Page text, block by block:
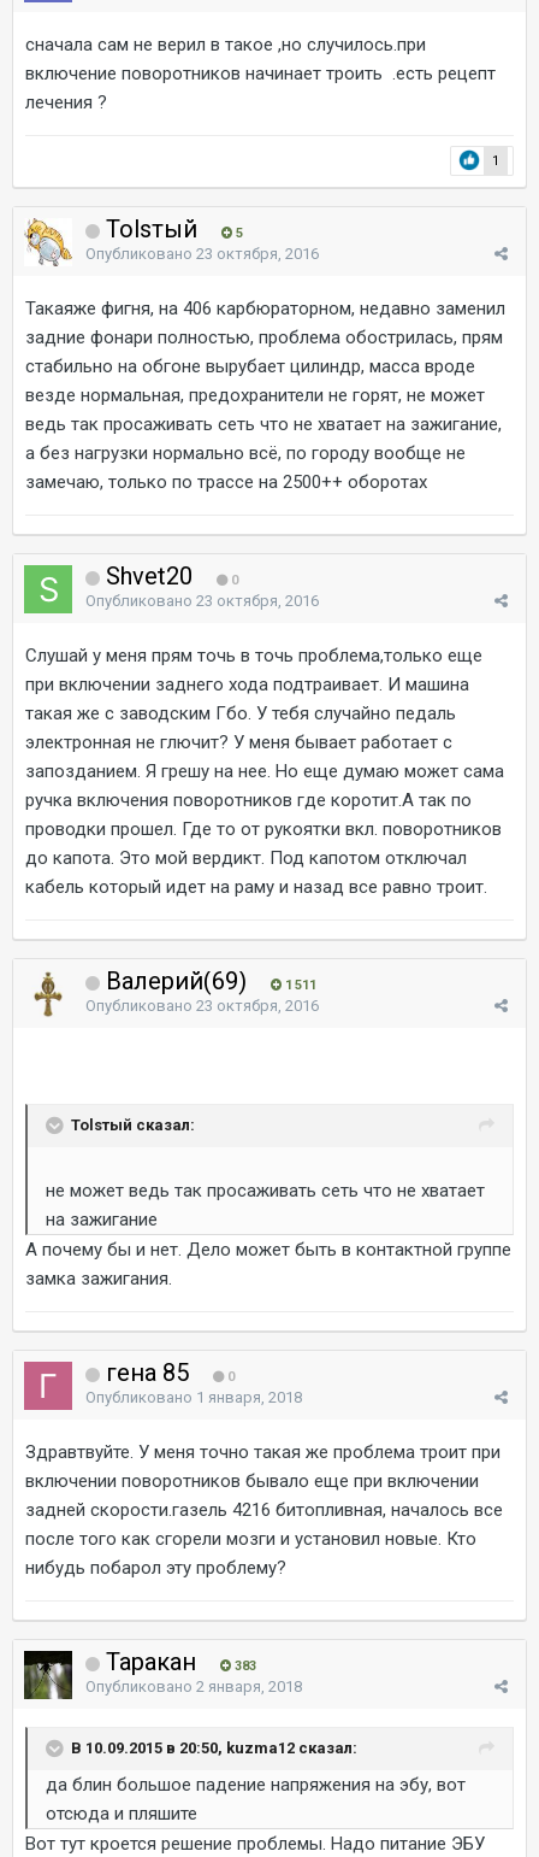
сначала сам не верил в такое ,но случилось.при
включение поворотников начинает троить .есть рецепт
лечения ?
1
Tolsтый 5
Опубликовано 23 октября, 2016
Такаяже фигня, на 406 карбюраторном, недавно заменил
задние фонари полностью, проблема обострилась, прям
стабильно на обгоне вырубает цилиндр, масса вроде
везде нормальная, предохранители не горят, не может
ведь так просаживать сеть что не хватает на зажигание,
а без нагрузки нормально всё, по городу вообще не
замечаю, только по трассе на 2500++ оборотах
Shvet20 0
Опубликовано 23 октября, 2016
Слушай у меня прям точь в точь проблема,только еще
при включении заднего хода подтраивает. И машина
такая же с заводским Гбо. У тебя случайно педаль
электронная не глючит? У меня бывает работает с
запозданием. Я грешу на нее. Но еще думаю может сама
ручка включения поворотников где коротит.А так по
проводки прошел. Где то от рукоятки вкл. поворотников
до капота. Это мой вердикт. Под капотом отключал
кабель который идет на раму и назад все равно троит.
Валерий(69) 1 511
Опубликовано 23 октября, 2016
Tolsтый сказал:
не может ведь так просаживать сеть что не хватает
на зажигание
А почему бы и нет. Дело может быть в контактной группе
замка зажигания.
гена 85 0
Опубликовано 1 января, 2018
Здравтвуйте. У меня точно такая же проблема троит при
включении поворотников бывало еще при включении
задней скорости.газель 4216 битопливная, началось все
после того как сгорели мозги и установил новые. Кто
нибудь побарол эту проблему?
Таракан 383
Опубликовано 2 января, 2018
В 10.09.2015 в 20:50, kuzma12 сказал:
да блин большое падение напряжения на эбу, вот
отсюда и пляшите
Вот тут кроется решение проблемы. Надо питание ЭБУ